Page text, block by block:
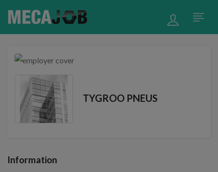
TYGROO PNEUS
Information